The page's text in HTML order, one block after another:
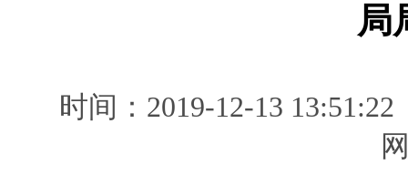
局
时间：2019-12-13